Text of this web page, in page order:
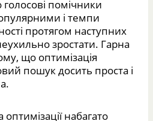
помічники
і темпи
протягом наступних
зростати. Гарна
що оптимізація
пошук досить проста і
набагато